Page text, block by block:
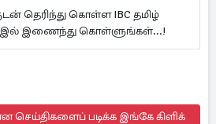
தெரிந்து கொள்ள IBC தமிழ்
இல் இணைந்து கொள்ளுங்கள்...!
செய்திகளைப் படிக்க இங்கே கிளிக்